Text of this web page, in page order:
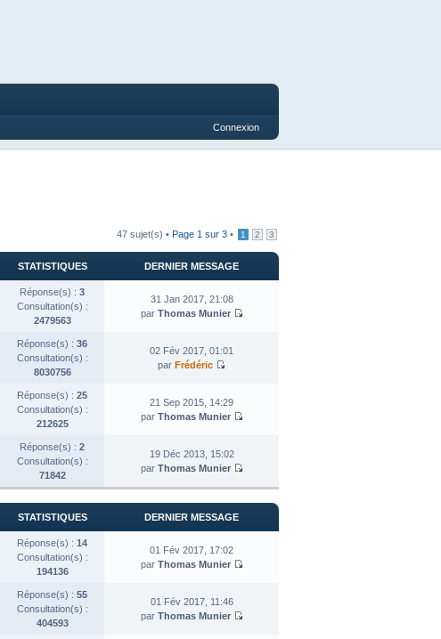
Connexion
47 sujet(s) • Page 1 sur 3 • 1 2 3
STATISTIQUES DERNIER MESSAGE
Réponse(s) : 3
Consultation(s) :
2479563
31 Jan 2017, 21:08
par Thomas Munier
Réponse(s) : 36
Consultation(s) :
8030756
02 Fév 2017, 01:01
par Frédéric
Réponse(s) : 25
Consultation(s) :
212625
21 Sep 2015, 14:29
par Thomas Munier
Réponse(s) : 2
Consultation(s) :
71842
19 Déc 2013, 15:02
par Thomas Munier
STATISTIQUES DERNIER MESSAGE
Réponse(s) : 14
Consultation(s) :
194136
01 Fév 2017, 17:02
par Thomas Munier
Réponse(s) : 55
Consultation(s) :
404593
01 Fév 2017, 11:46
par Thomas Munier